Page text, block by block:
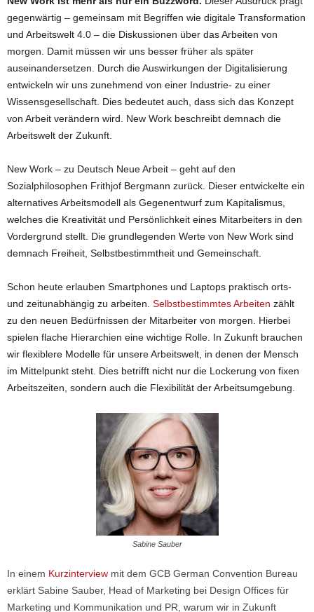
gegenwärtig – gemeinsam mit Begriffen wie digitale Transformation
und Arbeitswelt 4.0 – die Diskussionen über das Arbeiten von
morgen. Damit müssen wir uns besser früher als später
auseinandersetzen. Durch die Auswirkungen der Digitalisierung
entwickeln wir uns zunehmend von einer Industrie- zu einer
Wissensgesellschaft. Dies bedeutet auch, dass sich das Konzept
von Arbeit verändern wird. New Work beschreibt demnach die
Arbeitswelt der Zukunft.
New Work – zu Deutsch Neue Arbeit – geht auf den
Sozialphilosophen Frithjof Bergmann zurück. Dieser entwickelte ein
alternatives Arbeitsmodell als Gegenentwurf zum Kapitalismus,
welches die Kreativität und Persönlichkeit eines Mitarbeiters in den
Vordergrund stellt. Die grundlegenden Werte von New Work sind
demnach Freiheit, Selbstbestimmtheit und Gemeinschaft.
Schon heute erlauben Smartphones und Laptops praktisch orts-
und zeitunabhängig zu arbeiten. Selbstbestimmtes Arbeiten zählt
zu den neuen Bedürfnissen der Mitarbeiter von morgen. Hierbei
spielen flache Hierarchien eine wichtige Rolle. In Zukunft brauchen
wir flexiblere Modelle für unsere Arbeitswelt, in denen der Mensch
im Mittelpunkt steht. Dies betrifft nicht nur die Lockerung von fixen
Arbeitszeiten, sondern auch die Flexibilität der Arbeitsumgebung.
Sabine Sauber
In einem Kurzinterview mit dem GCB German Convention Bureau
erklärt Sabine Sauber, Head of Marketing bei Design Offices für
Marketing und Kommunikation und PR, warum wir in Zukunft